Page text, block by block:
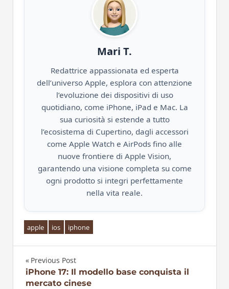
Mari T.
Redattrice appassionata ed esperta
dell’universo Apple, esplora con attenzione
l’evoluzione dei dispositivi di uso
quotidiano, come iPhone, iPad e Mac. La
sua curiosità si estende a tutto
l’ecosistema di Cupertino, dagli accessori
come Apple Watch e AirPods fino alle
nuove frontiere di Apple Vision,
garantendo una visione completa su come
ogni prodotto si integri perfettamente
nella vita reale.
apple ios iphone
Navigazione
Previous Post
iPhone 17: Il modello base conquista il
mercato cinese